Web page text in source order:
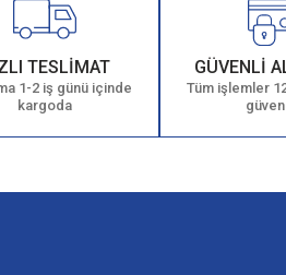
TESLİMAT
1-2 iş günü içinde
kargoda
GÜVENLİ
Tüm işlemler